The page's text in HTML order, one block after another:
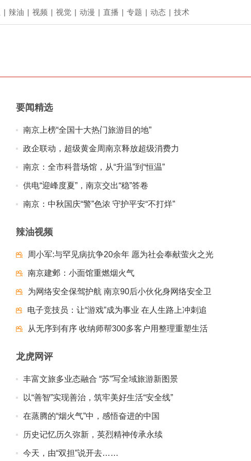
| 辣油 | 视频 | 视觉 | 动漫 | 直播 | 专题 | 动态 | 技术
要闻精选
南京上榜“全国十大热门旅游目的地”
政企联动，超级黄金周南京释放超级消费力
南京：全市科普场馆，从“升温”到“恒温”
供电“迎峰度夏”，南京交出“稳”答卷
南京：中秋国庆“警”色浓 守护平安“不打烊”
辣油视频
周小军:与罕见病抗争20余年 愿为社会奉献萤火之光
南京建邺：小面馆重燃烟火气
为网络安全保驾护航 南京90后小伙化身网络安全卫
士
电子竞技员：让“游戏”成为事业 在人生路上冲刺追
梦夺冠
从无序到有序 收纳师帮300多客户用整理重塑生活
龙虎网评
丰富文旅多业态融合 “苏”写全域旅游新图景
以“善智”实现善治，筑牢美好生活“安全线”
在蒸腾的“烟火气”中，感悟奋进的中国
历史记忆历久弥新，英烈精神传承永续
今天，由“双担”说开去……